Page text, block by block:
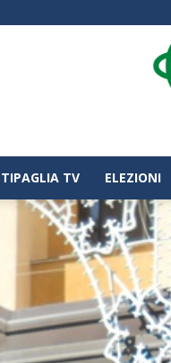
TV ELEZIONI